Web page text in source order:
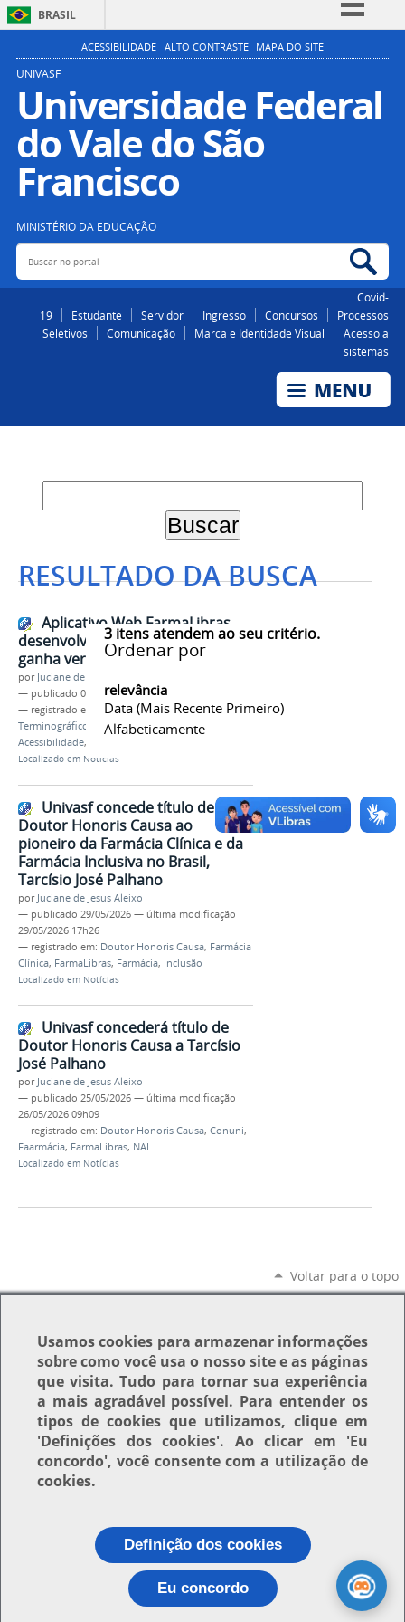
BRASIL
Simplifique!
Participe
Acesso à informação
Legislação
ACESSIBILIDADE ALTO CONTRASTE MAPA DO SITE
UNIVASF
Universidade Federal
do Vale do São
Francisco
MINISTÉRIO DA EDUCAÇÃO
Buscar no portal
Covid-
19
Estudante Servidor Ingresso Concursos
Processos
Seletivos
Comunicação Marca e Identidade Visual
Acesso a
sistemas
RESULTADO DA BUSCA
3itens atendem ao seu critério.
Ordenar por
relevância
Data (mais Recente Primeiro)
Alfabeticamente
Aplicativo Web FarmaLibras
desenvolvido pela Univasf e CFF
ganha versão para celulares
por Juciane de Jesus Aleixo
— publicado 06/07/2026
— registrado em:
FarmaLibras,Vocabulário
Terminográfico Farmacêutico Bilíngue,
Acessibilidade,
Localizado em Notícias
Univasf concede título de
Doutor Honoris Causa ao
pioneiro da Farmácia Clínica e da
Farmácia Inclusiva no Brasil,
Tarcísio José Palhano
por Juciane de Jesus Aleixo
— publicado 29/05/2026 — última modificação
29/05/2026 17h26
— registrado em: Doutor Honoris Causa, Farmácia
Clínica, FarmaLibras, Farmácia, Inclusão
Localizado em Notícias
Univasf concederá título de
Doutor Honoris Causa a Tarcísio
José Palhano
por Juciane de Jesus Aleixo
— publicado 25/05/2026 — última modificação
26/05/2026 09h09
— registrado em: Doutor Honoris Causa, Conuni,
Faarmácia, FarmaLibras, NAI
Localizado em Notícias
Voltar para o topo
Usamoscookies para armazenar informações
sobre como você usa o nosso site e as páginas
que visita. Tudo para tornar sua experiência
a mais agradável possível. Para entender os
tipos de cookies que utilizamos, clique em
'Definições dos cookies'. Ao clicar em 'Eu
concordo', você consente com a utilização de
cookies.